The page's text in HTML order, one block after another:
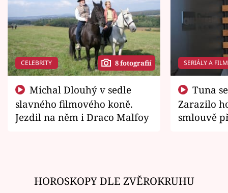
CELEBRITY 8 fotografií
slavného filmového koně.
Jezdil na něm i Draco Malfoy
SERIÁLY A
Zarazilo
smlouvě
HOROSKOPY DLE ZVĚROKRUHU